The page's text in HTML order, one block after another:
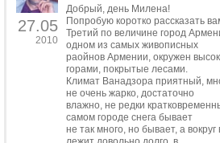
27.05
2010
Добрый, день Милена!
Попробую коротко рассказать
Третий по величине город
одном из самых живописных
раойнов Армении, окружен
горами, покрытые лесами.
Климат Ванадзора приятный,
не очень жарко, достаточно
влажно, не редки
самом городе снега бывает
не так много, но бывает, а вокруг